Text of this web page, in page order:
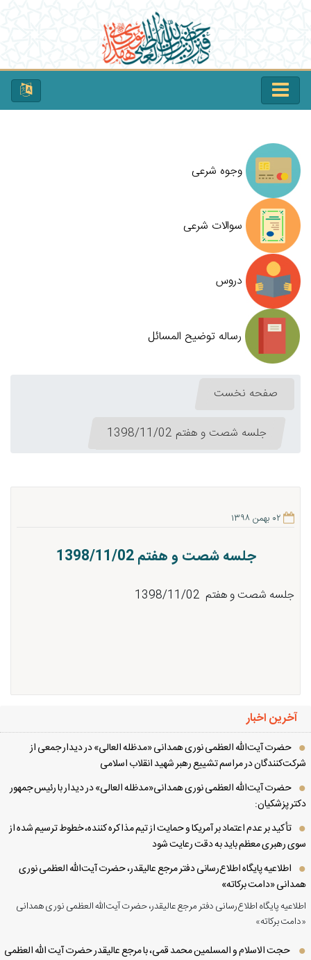
وجوه شرعی
سوالات شرعی
دروس
رساله توضیح المسائل
صفحه نخست
جلسه شصت و هفتم 1398/11/02
۰۲ بهمن ۱۳۹۸
جلسه شصت و هفتم 1398/11/02
جلسه شصت و هفتم 1398/11/02
آخرین اخبار
حضرت آیت‌الله العظمی نوری همدانی «مدظله العالی» در دیدار جمعی از
در مراسم تشییع رهبر شهید انقلاب اسلامی
حضرت آیت‌الله العظمی نوری همدانی«مدظله العالی» در دیدار با رئیس جمهور
پزشکیان:
تأکید بر عدم اعتماد بر آمریکا و حمایت از تیم مذاکره کننده، خطوط ترسیم شده از
رهبری معظم باید به دقت رعایت شود
اطلاعیه پایگاه اطلاع‌رسانی دفتر مرجع عالیقدر، حضرت آیت‌الله العظمی نوری
«دامت برکاته»
پایگاه اطلاع‌رسانی دفتر مرجع عالیقدر، حضرت آیت‌الله العظمی نوری همدانی
برکاته»
حجت الاسلام و المسلمین محمد قمی، با مرجع عالیقدر حضرت آیت الله العظمی